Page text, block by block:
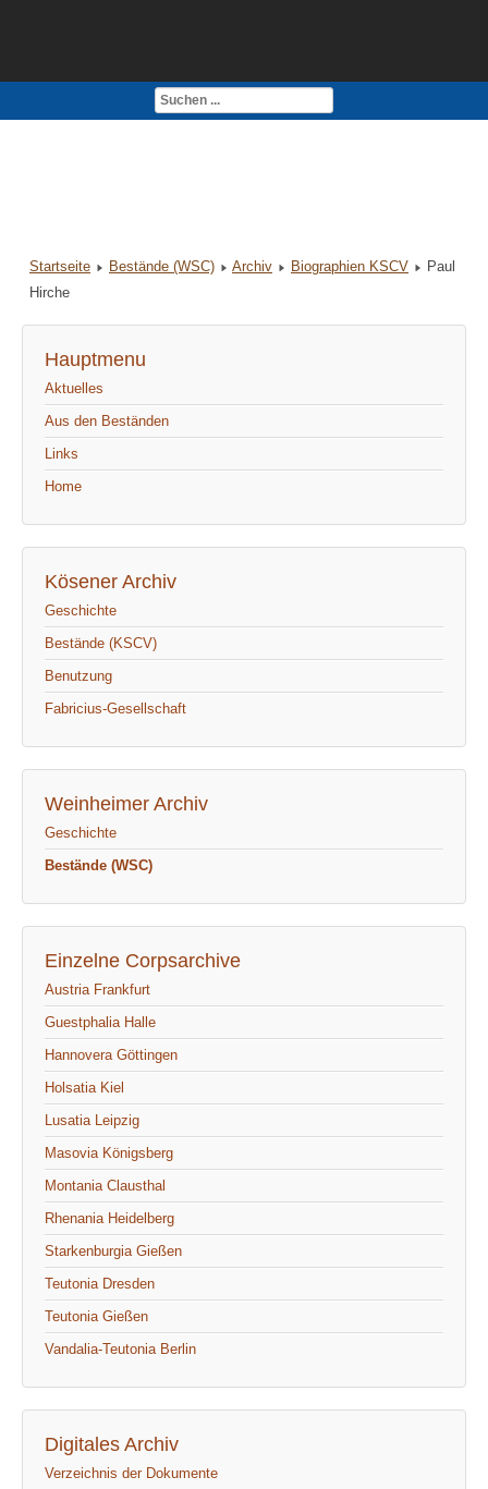
Impressum
Startseite Bestände (WSC) Archiv Biographien KSCV
Paul
Hirche
Hauptmenu
Aktuelles
Aus den Beständen
Links
Home
Kösener Archiv
Geschichte
Bestände (KSCV)
Benutzung
Fabricius-Gesellschaft
Weinheimer Archiv
Geschichte
Bestände (WSC)
Einzelne Corpsarchive
Austria Frankfurt
Guestphalia Halle
Hannovera Göttingen
Holsatia Kiel
Lusatia Leipzig
Masovia Königsberg
Montania Clausthal
Rhenania Heidelberg
Starkenburgia Gießen
Teutonia Dresden
Teutonia Gießen
Vandalia-Teutonia Berlin
Digitales Archiv
Verzeichnis der Dokumente